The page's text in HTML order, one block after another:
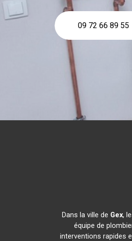
09 72 66 89 55
Dans la ville de Gex,
équipe de
interventions rapides